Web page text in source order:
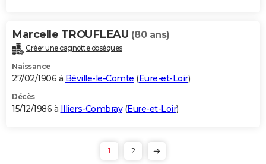
Marcelle TROUFLEAU (80 ans)
Créer une cagnotte obsèques
Naissance
27/02/1906 à Béville-le-Comte (Eure-et-Loir)
Décès
15/12/1986 à Illiers-Combray(Eure-et-Loir)
1 2